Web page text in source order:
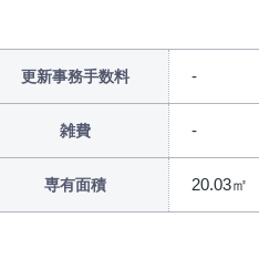
更新事務手数料
雑費
専有面積 20.03㎡